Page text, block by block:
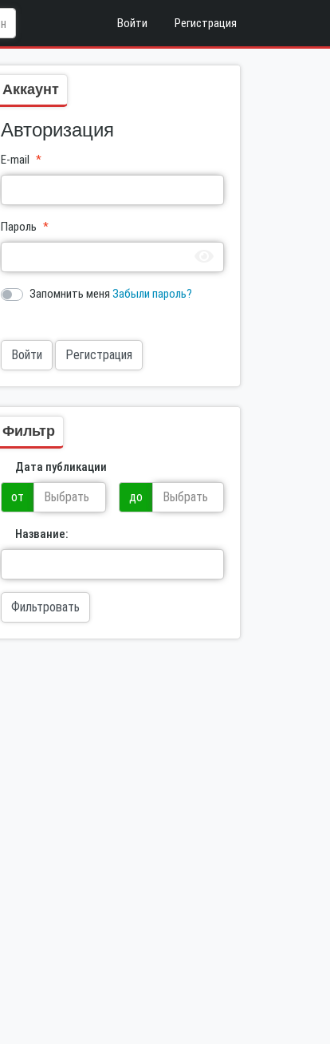
Войти Регистрация
Аккаунт
Авторизация
E-mail
Пароль
Запомнить меня Забыли пароль?
Войти Регистрация
Фильтр
Дата публикации
от до
Название:
Фильтровать